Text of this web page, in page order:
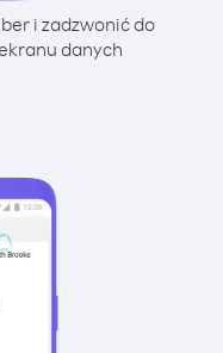
i zadzwonić do
danych